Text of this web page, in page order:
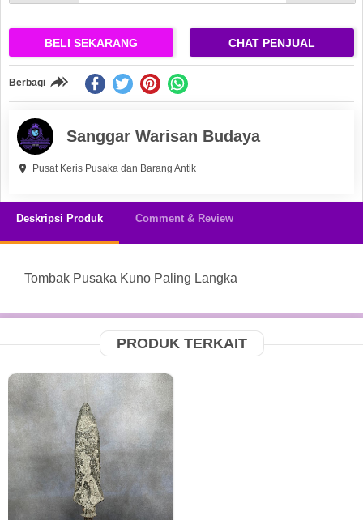
BELI SEKARANG CHAT PENJUAL
Berbagi
Sanggar Warisan Budaya
Pusat Keris Pusaka dan Barang Antik
Deskripsi Produk Comment & Review
Tombak Pusaka Kuno Paling Langka
PRODUK TERKAIT